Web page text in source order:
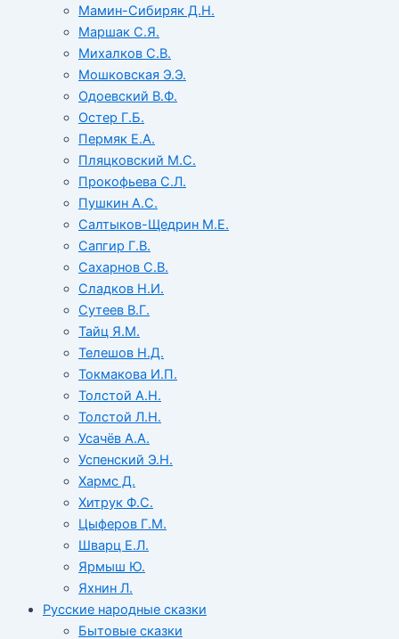
Мамин-Сибиряк Д.Н.
Маршак С.Я.
Михалков С.В.
Мошковская Э.Э.
Одоевский В.Ф.
Остер Г.Б.
Пермяк Е.А.
Пляцковский М.С.
Прокофьева С.Л.
Пушкин А.С.
Салтыков-Щедрин М.Е.
Сапгир Г.В.
Сахарнов С.В.
Сладков Н.И.
Сутеев В.Г.
Тайц Я.М.
Телешов Н.Д.
Токмакова И.П.
Толстой А.Н.
Толстой Л.Н.
Усачёв А.А.
Успенский Э.Н.
Хармс Д.
Хитрук Ф.С.
Цыферов Г.М.
Шварц Е.Л.
Ярмыш Ю.
Яхнин Л.
Русские народные сказки
Бытовые сказки